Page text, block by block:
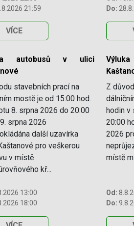
21:59
VÍCE
Do:
autobusů v ulici
stavebních prací na
mostě je od 15:00 hod.
8. srpna 2026 do 20:00
srpna 2026
další uzavírka
pro veškerou
v místě
kř...
13:00
18:00
Z
hodin v
20:00
2026
místě
Od:
Do: